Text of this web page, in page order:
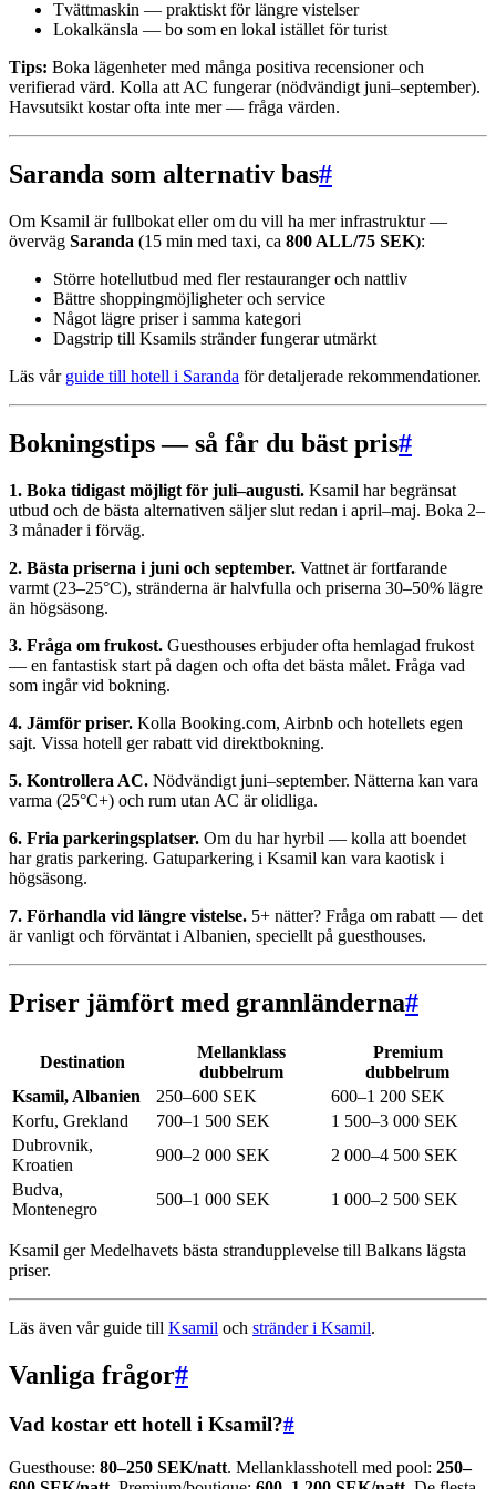
Tvättmaskin — praktiskt för längre vistelser
Lokalkänsla — bo som en lokal istället för turist
Tips: Boka lägenheter med många positiva recensioner och
verifierad värd. Kolla att AC fungerar (nödvändigt juni–september).
Havsutsikt kostar ofta inte mer — fråga värden.
Saranda som alternativ bas#
Om Ksamil är fullbokat eller om du vill ha mer infrastruktur —
överväg Saranda (15 min med taxi, ca 800 ALL/75 SEK):
Större hotellutbud med fler restauranger och nattliv
Bättre shoppingmöjligheter och service
Något lägre priser i samma kategori
Dagstrip till Ksamils stränder fungerar utmärkt
Läs vår guide till hotell i Saranda för detaljerade rekommendationer.
Bokningstips — så får du bäst pris#
1. Boka tidigast möjligt för juli–augusti. Ksamil har begränsat
utbud och de bästa alternativen säljer slut redan i april–maj. Boka 2–
3 månader i förväg.
2. Bästa priserna i juni och september. Vattnet är fortfarande
varmt (23–25°C), stränderna är halvfulla och priserna 30–50% lägre
än högsäsong.
3. Fråga om frukost. Guesthouses erbjuder ofta hemlagad frukost
— en fantastisk start på dagen och ofta det bästa målet. Fråga vad
som ingår vid bokning.
4. Jämför priser. Kolla Booking.com, Airbnb och hotellets egen
sajt. Vissa hotell ger rabatt vid direktbokning.
5. Kontrollera AC. Nödvändigt juni–september. Nätterna kan vara
varma (25°C+) och rum utan AC är olidliga.
6. Fria parkeringsplatser. Om du har hyrbil — kolla att boendet
har gratis parkering. Gatuparkering i Ksamil kan vara kaotisk i
högsäsong.
7. Förhandla vid längre vistelse. 5+ nätter? Fråga om rabatt — det
är vanligt och förväntat i Albanien, speciellt på guesthouses.
Priser jämfört med grannländerna#
Destination
Mellanklass
dubbelrum
Premium
dubbelrum
Ksamil, Albanien
250–600 SEK
600–1 200 SEK
Korfu, Grekland
700–1 500 SEK
1 500–3 000 SEK
Dubrovnik,
Kroatien
900–2 000 SEK
2 000–4 500 SEK
Budva,
Montenegro
500–1 000 SEK 1 000–2 500 SEK
Ksamil ger Medelhavets bästa strandupplevelse till Balkans lägsta
priser.
Läs även vår guide till Ksamil och stränder i Ksamil.
Vanliga frågor#
Vad kostar ett hotell i Ksamil?#
Guesthouse: 80–250 SEK/natt. Mellanklasshotell med pool: 250–